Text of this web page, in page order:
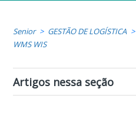
Senior GESTÃO DE LOGÍSTICA
WMS WIS
Artigos nessa seção